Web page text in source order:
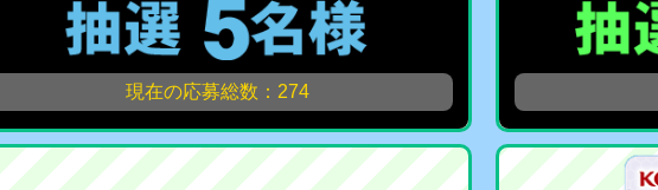
現在の応募総数：274